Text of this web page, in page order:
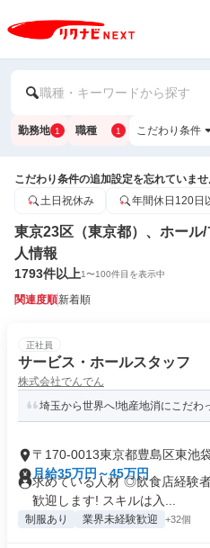
職種・キーワードから探す
勤務地 1 職種 1 こだわり条件
こだわり条件の追加設定を忘れていませ
土日祝休み
年間休日120日
東京23区（東京都）、ホール
人情報
1793件以上1〜100件目を表示中
関連度順新着順
正社員
サービス・ホールスタッフ
株式会社でんでん
埼玉から世界へ!地産地消にこだわ
〒170-0013東京都豊島区東池
月給35万円～45万円
求めている人材 ◎飲食店経験
歓迎します! スキルは入...
制服あり 業界未経験歓迎 +32個